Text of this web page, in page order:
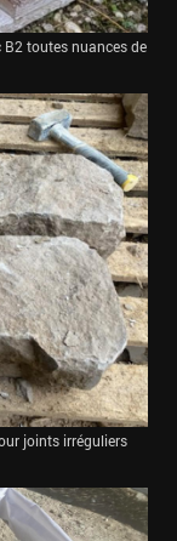
B2 toutes nuances de
joints irréguliers